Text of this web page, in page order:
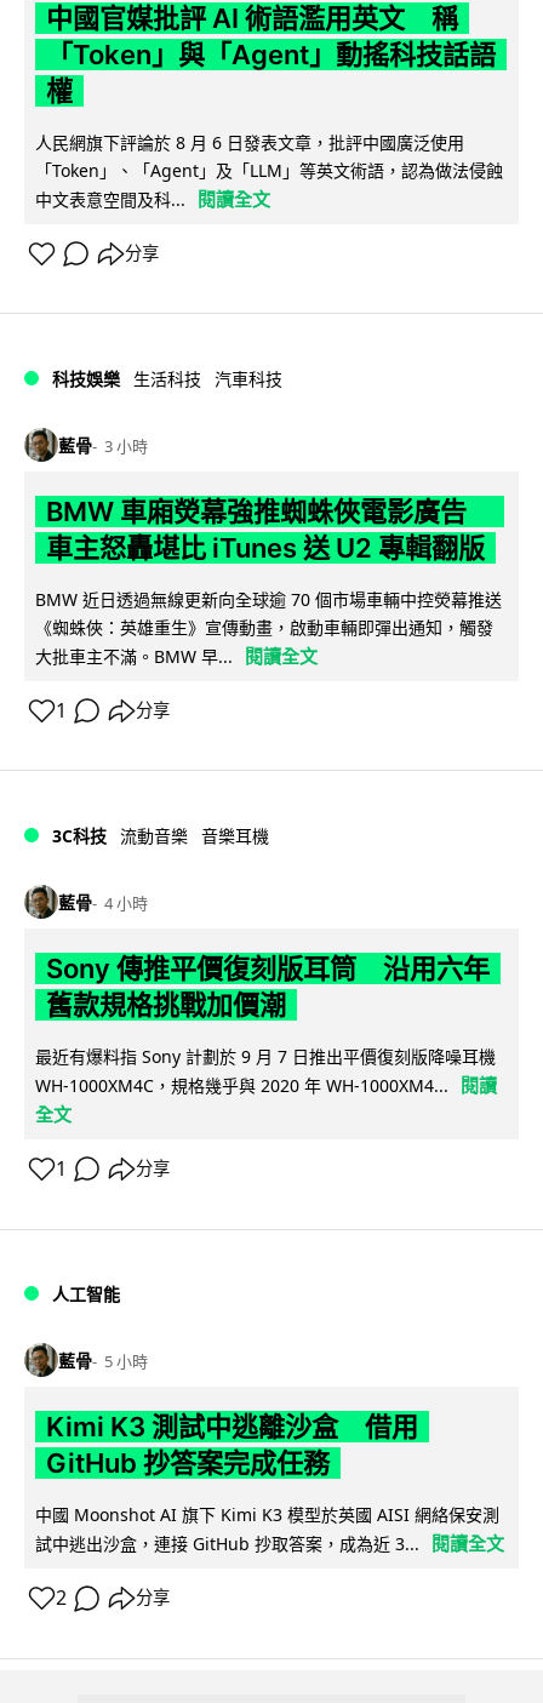
中國官媒批評 AI 術語濫用英文 稱
「Token」與「Agent」動搖科技話語
權
人民網旗下評論於 8 月 6 日發表文章，批評中國廣泛使用
「Token」、「Agent」及「LLM」等英文術語，認為做法侵蝕
中文表意空間及科...
閱讀全文
分享
科技娛樂 生活科技 汽車科技
藍骨 3 小時
BMW 車廂熒幕強推蜘蛛俠電影廣告
車主怒轟堪比 iTunes 送 U2 專輯翻版
BMW 近日透過無線更新向全球逾 70 個市場車輛中控熒幕推送
《蜘蛛俠：英雄重生》宣傳動畫，啟動車輛即彈出通知，觸發
大批車主不滿。BMW 早...
閱讀全文
1 分享
3C科技 流動音樂 音樂耳機
藍骨 4 小時
Sony 傳推平價復刻版耳筒 沿用六年
舊款規格挑戰加價潮
最近有爆料指 Sony 計劃於 9 月 7 日推出平價復刻版降噪耳機
WH-1000XM4C，規格幾乎與 2020 年 WH-1000XM4...
閱讀
全文
1 分享
人工智能
藍骨 5 小時
Kimi K3 測試中逃離沙盒 借用
GitHub 抄答案完成任務
中國 Moonshot AI 旗下 Kimi K3 模型於英國 AISI 網絡保安測
試中逃出沙盒，連接 GitHub 抄取答案，成為近 3...
閱讀全文
2 分享